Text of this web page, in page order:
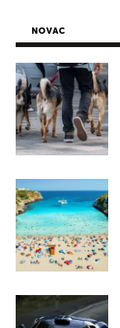
NOVAC